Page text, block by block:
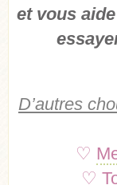
et vous
D’autres
♡
♡